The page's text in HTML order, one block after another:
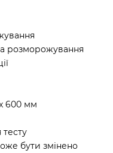
розморожування
600 мм
тесту
бути змінено